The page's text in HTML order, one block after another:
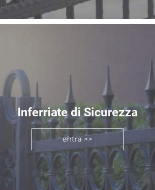
Inferriate di Sicurezza
entra >>